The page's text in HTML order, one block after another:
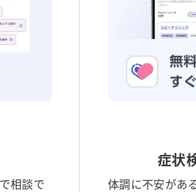
相談で
症状
体調に不安があ